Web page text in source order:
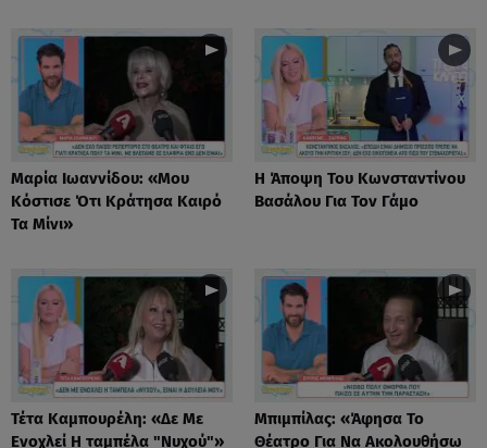
Μαρία Ιωαννίδου: «Μου
Κόστισε Ότι Κράτησα Καιρό
Τα Μίνι»
Η Άποψη Του Κωνσταντίνου
Βασάλου Για Τον Γάμο
Τέτα Καμπουρέλη: «Δε Mε
Eνοχλεί H ταμπέλα "Νυχού"»
Μπιμπίλας: «Άφησα Το
Θέατρο Για Να Ακολουθήσω